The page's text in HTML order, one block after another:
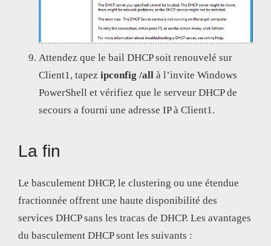
Attendez que le bail DHCP soit renouvelé sur
Client1, tapez ipconfig /all à l’invite Windows
PowerShell et vérifiez que le serveur DHCP de
secours a fourni une adresse IP à Client1.
La fin
Le basculement DHCP, le clustering ou une étendue
fractionnée offrent une haute disponibilité des
services DHCP sans les tracas de DHCP. Les avantages
du basculement DHCP sont les suivants :